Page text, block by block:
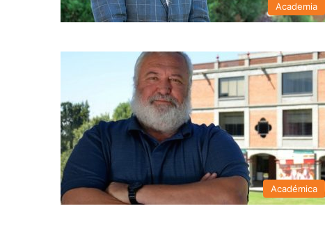
Academia
Académica